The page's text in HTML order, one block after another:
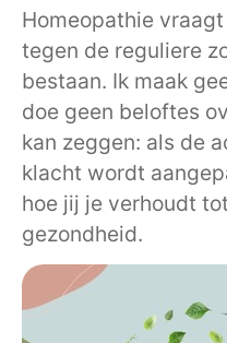
Homeopathie
tegen de reguliere
bestaan. Ik maak
doe geen beloftes
kan zeggen: als de
klacht wordt
hoe jij je verhoudt
gezondheid.